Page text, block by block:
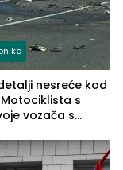
nesreće kod
Motociklista s
vozača s